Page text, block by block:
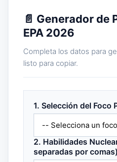
📄 Generador de
EPA 2026
Completa los datos para
listo para copiar.
1. Selección del Foco
2. Habilidades
separadas por comas)